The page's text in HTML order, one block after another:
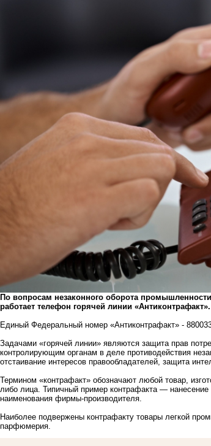
По вопросам незаконного оборота
работает телефон горячей линии «Антиконтрафакт».
Единый Федеральный номер «Антиконтрафакт» -
Задачами «горячей линии» являются защита прав
контролирующим органам в деле противодействия
отстаивание интересов правообладателей, защита
Термином «контрафакт» обозначают любой товар,
либо лица. Типичный пример контрафакта — нанесение
наименования фирмы-производителя.
Наиболее подвержены контрафакту товары легкой
парфюмерия.